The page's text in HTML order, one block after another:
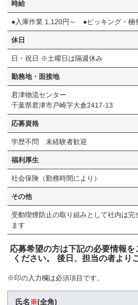
時給
●入庫作業 1,120円～ ●ピッキング・梱
休日
日・祝日 ※土曜日は隔週休み
勤務地・面接地
君津物流センター
千葉県君津市戸崎字大倉2417-13
応募資格
学歴不問 未経験者歓迎
福利厚生
社会保険（勤務時間により）
その他
受動喫煙防止の取り組みとして社内は完
ます
応募希望の方は下記の必要情報
ください。 後日、担当の者より
※印の入力欄は必須項目です。
氏名※(全角)